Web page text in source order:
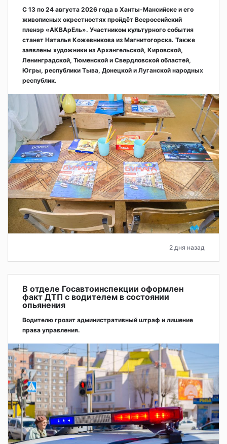
С 13 по 24 августа 2026 года в Ханты-Мансийске и его
живописных окрестностях пройдёт Всероссийский
пленэр «АКВАрЕль». Участником культурного события
станет Наталья Кожевникова из Магнитогорска. Также
заявлены художники из Архангельской, Кировской,
Ленинградской, Тюменской и Свердловской областей,
Югры, республики Тыва, Донецкой и Луганской народных
республик.
2 дня назад
В отделе Госавтоинспекции оформлен
факт ДТП с водителем в состоянии
опьянения
Водителю грозит административный штраф и лишение
права управления.